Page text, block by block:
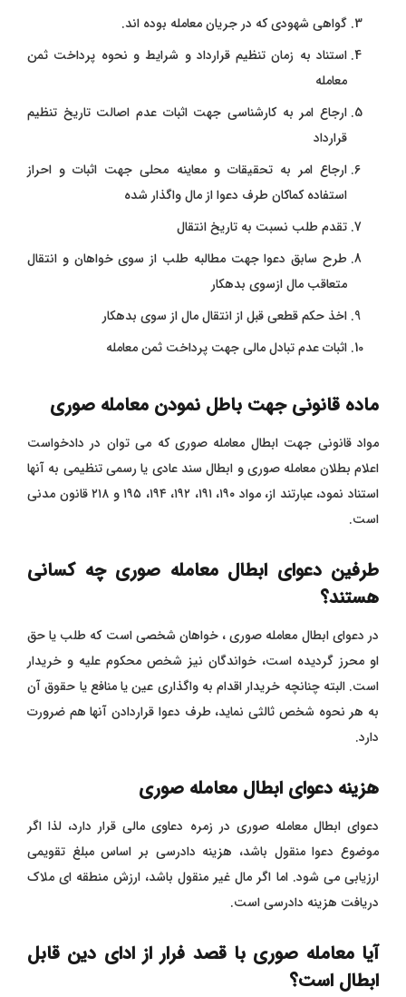
گواهی شهودی که در جریان معامله بوده اند.
استناد به زمان تنظیم قرارداد و شرایط و نحوه پرداخت ثمن
معامله
ارجاع امر به کارشناسی جهت اثبات عدم اصالت تاریخ تنظیم
قرارداد
ارجاع امر به تحقیقات و معاینه محلی جهت اثبات و احراز
استفاده کماکان طرف دعوا از مال واگذار شده
تقدم طلب نسبت به تاریخ انتقال
طرح سابق دعوا جهت مطالبه طلب از سوی خواهان و انتقال
متعاقب مال ازسوی بدهکار
اخذ حکم قطعی قبل از انتقال مال از سوی بدهکار
اثبات عدم تبادل مالی جهت پرداخت ثمن معامله
ماده قانونی جهت باطل نمودن معامله صوری
مواد قانونی جهت ابطال معامله صوری که می توان در دادخواست
اعلام بطلان معامله صوری و ابطال سند عادی یا رسمی تنظیمی به آنها
استناد نمود، عبارتند از، مواد ۱۹۰، ۱۹۱، ۱۹۲، ۱۹۴، ۱۹۵ و ۲۱۸ قانون مدنی
است.
طرفین دعوای ابطال معامله صوری چه کسانی
هستند؟
در دعوای ابطال معامله صوری ، خواهان شخصی است که طلب یا حق
او محرز گردیده است، خواندگان نیز شخص محکوم علیه و خریدار
است. البته چنانچه خریدار اقدام به واگذاری عین یا منافع یا حقوق آن
به هر نحوه شخص ثالثی نماید، طرف دعوا قراردادن آنها هم ضرورت
دارد.
هزینه دعوای ابطال معامله صوری
دعوای ابطال معامله صوری در زمره دعاوی مالی قرار دارد، لذا اگر
موضوع دعوا منقول باشد، هزینه دادرسی بر اساس مبلغ تقویمی
ارزیابی می شود. اما اگر مال غیر منقول باشد، ارزش منطقه ای ملاک
دریافت هزینه دادرسی است.
آیا معامله صوری با قصد فرار از ادای دین قابل
ابطال است؟